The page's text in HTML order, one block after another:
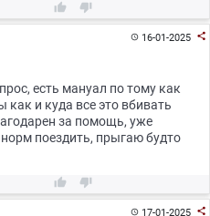
 
16-01-2025 
есть мануал по тому как
и куда все это вбивать
за помощь, уже
поездить, прыгаю будто
 
17-01-2025 